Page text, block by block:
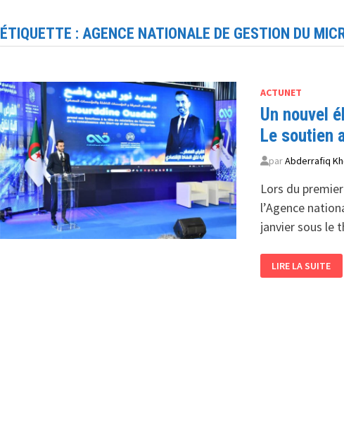
ÉTIQUETTE :AGENCE NATIONALE DE GESTION DU
ACTUNET
Un nouvel
Le soutien
parAbderrafiq
Lors du
l’Agence
janvier sous le
NOUVEL
ÉLAN
LIRE LA SUITE